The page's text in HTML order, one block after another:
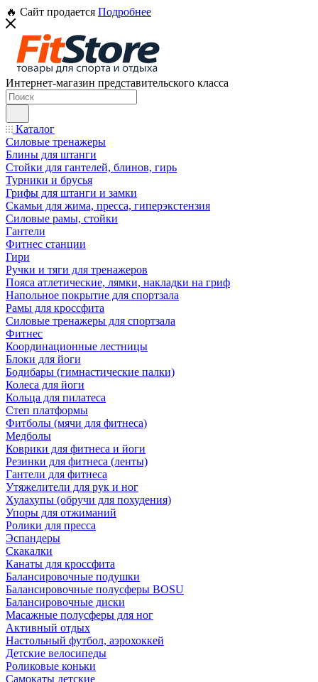
🔥 Сайт продается Подробнее
Интернет-магазин представительского класса
Каталог
Силовые тренажеры
Блины для штанги
Стойки для гантелей, блинов, гирь
Турники и брусья
Грифы для штанги и замки
Скамьи для жима, пресса, гиперэкстензия
Силовые рамы, стойки
Гантели
Фитнес станции
Гири
Ручки и тяги для тренажеров
Пояса атлетические, лямки, накладки на гриф
Напольное покрытие для спортзала
Рамы для кроссфита
Силовые тренажеры для спортзала
Фитнес
Координационные лестницы
Блоки для йоги
Бодибары (гимнастические палки)
Колеса для йоги
Кольца для пилатеса
Степ платформы
Фитболы (мячи для фитнеса)
Медболы
Коврики для фитнеса и йоги
Резинки для фитнеса (ленты)
Гантели для фитнеса
Утяжелители для рук и ног
Хулахупы (обручи для похудения)
Упоры для отжиманий
Ролики для пресса
Эспандеры
Скакалки
Канаты для кроссфита
Балансировочные подушки
Балансировочные полусферы BOSU
Балансировочные диски
Масажные полусферы для ног
Активный отдых
Настольный футбол, аэрохоккей
Детские велосипеды
Роликовые коньки
Самокаты детские